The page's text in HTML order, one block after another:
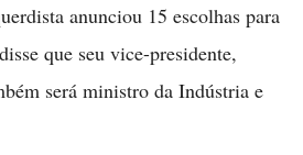
anunciou 15 escolhas para
que seu vice-presidente,
será ministro da Indústria e